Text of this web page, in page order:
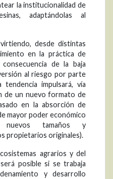
la institucionalidad de
adaptándolas al
desde distintas
en la práctica de
de la baja
al riesgo por parte
impulsará, vía
de un nuevo formato de
en la absorción de
mayor poder económico
nuevos tamaños y
propietarios originales).
agrarios y del
posible si se trabaja
y desarrollo